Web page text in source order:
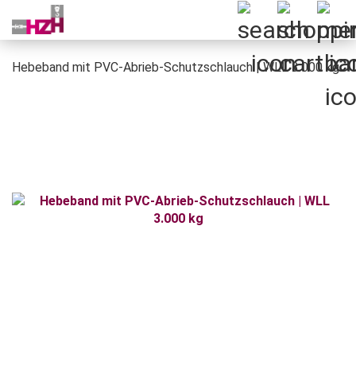
Hebeband mit PVC-Abrieb-Schutzschlauch | WLL 3.000 kg